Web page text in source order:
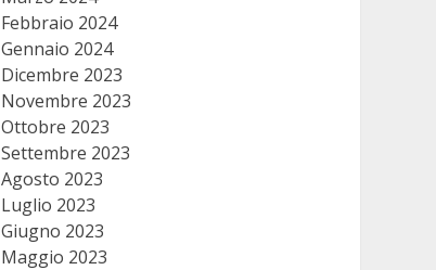
Febbraio 2024
Gennaio 2024
Dicembre 2023
Novembre 2023
Ottobre 2023
Settembre 2023
Agosto 2023
Luglio 2023
Giugno 2023
Maggio 2023